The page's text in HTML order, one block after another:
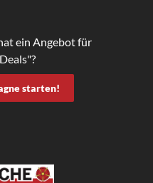
ein Angebot für
starten!